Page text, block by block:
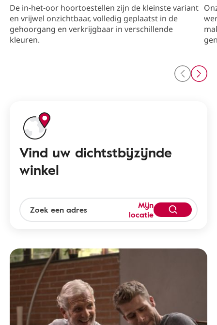
De in-het-oor hoortoestellen zijn de kleinste variant
en vrijwel onzichtbaar, volledig geplaatst in de
gehoorgang en verkrijgbaar in verschillende
kleuren.
Vind uw dichtstbijzijnde
winkel
Mijn
locatie